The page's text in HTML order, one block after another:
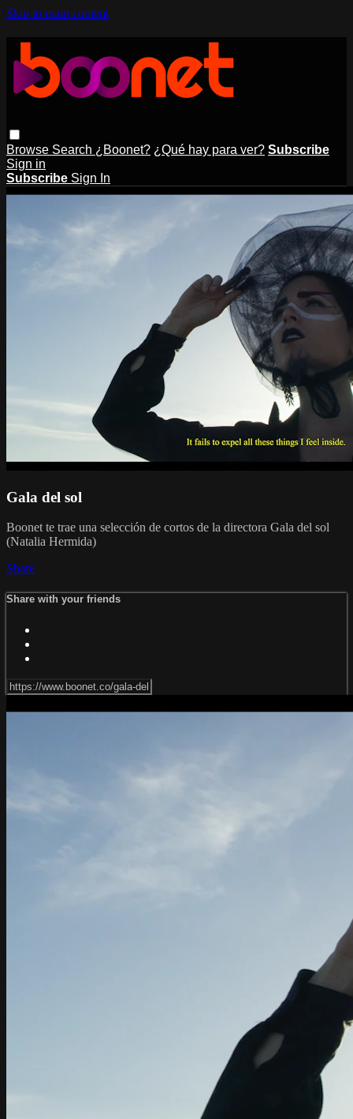
Skip to main content
Browse Search ¿Boonet? ¿Qué hay para ver? Subscribe
Sign in
Subscribe Sign In
Gala del sol
Boonet te trae una selección de cortos de la directora Gala del sol
(Natalia Hermida)
Share
Share with your friends